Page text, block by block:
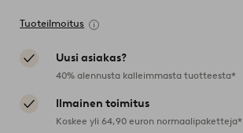
Tuoteilmoitus
Uusi asiakas?
40% alennusta kalleimmasta tuotteesta*
Ilmainen toimitus
Koskee yli 64,90 euron normaalipaketteja*